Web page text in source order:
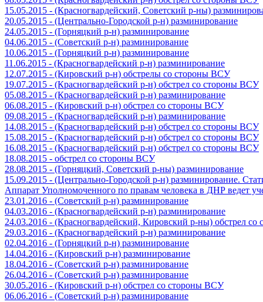
15.05.2015 - (Красногвардейский, Советский р-ны)
20.05.2015 - (Центрально-Городской р-н) разминирование
24.05.2015 - (Горняцкий р-н) разминирование
04.06.2015 - (Советский р-н) разминирование
10.06.2015 - (Горняцкий р-н) разминирование
11.06.2015 - (Красногвардейский р-н) разминирование
12.07.2015 - (Кировский р-н) обстрелы со стороны ВСУ
19.07.2015 - (Красногвардейский р-н) обстрел со стороны ВСУ
05.08.2015 - (Красногвардейский р-н) разминирование
06.08.2015 - (Кировский р-н) обстрел со стороны ВСУ
09.08.2015 - (Красногвардейский р-н) разминирование
14.08.2015 - (Красногвардейский р-н) обстрел со стороны ВСУ
15.08.2015 - (Красногвардейский р-н) обстрел со стороны ВСУ
16.08.2015 - (Красногвардейский р-н) обстрел со стороны ВСУ
18.08.2015 - обстрел со стороны ВСУ
28.08.2015 - (Горняцкий, Советский р-ны) разминирование
15.09.2015 - (Центрально-Городской р-н) разминирование.
Аппарат Уполномоченного по правам человека в ДНР ведет
23.01.2016 - (Советский р-н) разминирование
04.03.2016 - (Красногвардейский р-н) разминирование
24.03.2016 - (Красногвардейский, Кировский р-ны) обстрел
29.03.2016 - (Красногвардейский р-н) разминирование
02.04.2016 - (Горняцкий р-н) разминирование
14.04.2016 - (Кировский р-н) разминирование
18.04.2016 - (Советский р-н) разминирование
26.04.2016 - (Советский р-н) разминирование
30.05.2016 - (Кировский р-н) обстрел со стороны ВСУ
06.06.2016 - (Советский р-н) разминирование